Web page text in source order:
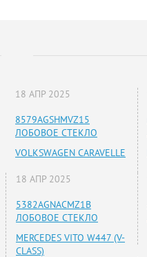
18 АПР 2025
8579AGSHMVZ15
ЛОБОВОЕ СТЕКЛО
VOLKSWAGEN CARAVELLE
18 АПР 2025
5382AGNACMZ1B
ЛОБОВОЕ СТЕКЛО
MERCEDES VITO W447 (V-
CLASS)